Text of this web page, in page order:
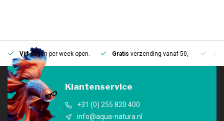
Vijfdagen per week open. Gratis verzending vanaf 50,-
Klantenservice
+31 (0) 255 820 400
info@aqua-natura.nl